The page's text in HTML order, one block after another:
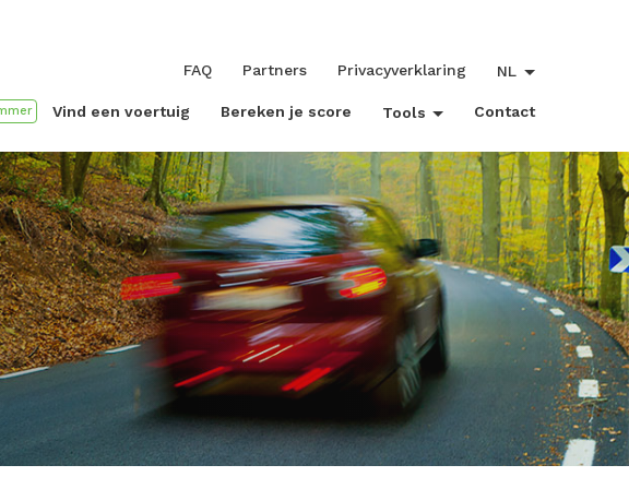
Vind een voertuig Bereken je score Tools Contact
FAQ Partners Privacyverklaring NL